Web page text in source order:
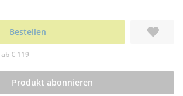
Bestellen
€ 119
Produkt abonnieren